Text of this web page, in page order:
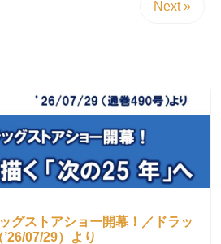
Next »
グストアショー開幕！／ドラッ
07/29）より